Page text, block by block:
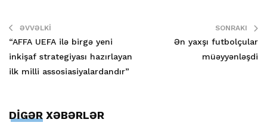
ƏVVƏLKI
“AFFA UEFA ilə birgə yeni
inkişaf strategiyası hazırlayan
ilk milli assosiasiyalardandır”
SONRAKI
Ən yaxşı futbolçular
müəyyənləşdi
DİGƏR XƏBƏRLƏR